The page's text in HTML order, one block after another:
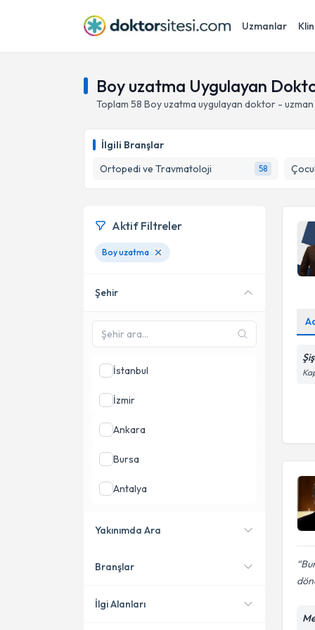
Uzmanlar
Boy uzatma Uygulayan
Toplam 58 Boy uzatma uygulayan doktor - uzman
İlgili Branşlar
Ortopedi ve Travmatoloji
58
Aktif Filtreler
Boy uzatma
Şehir
İstanbul
İzmir
Ankara
Bursa
Antalya
Yakınımda Ara
Konumuma yakın uzmanları
Branşlar
İlgi Alanları